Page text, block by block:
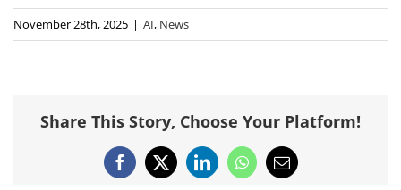
November 28th, 2025 | AI, News
Share This Story, Choose Your Platform!
Facebook
X LinkedInWhatsApp
Email